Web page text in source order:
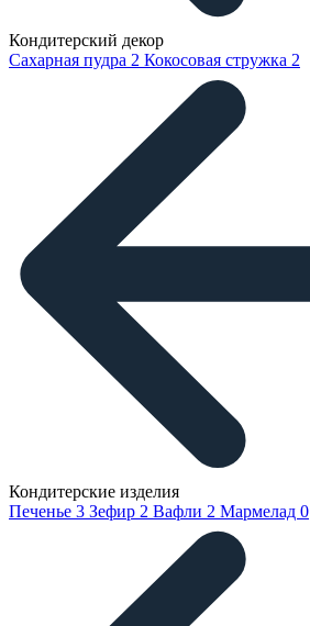
Кондитерский декор
Сахарная пудра 2 Кокосовая стружка 2
Кондитерские изделия
Печенье 3 Зефир 2 Вафли 2 Мармелад 0